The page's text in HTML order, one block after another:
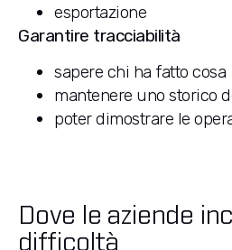
esportazione
Garantire tracciabilità
sapere chi ha fatto cosa
mantenere uno storico
poter dimostrare le
Dove le aziende
difficoltà